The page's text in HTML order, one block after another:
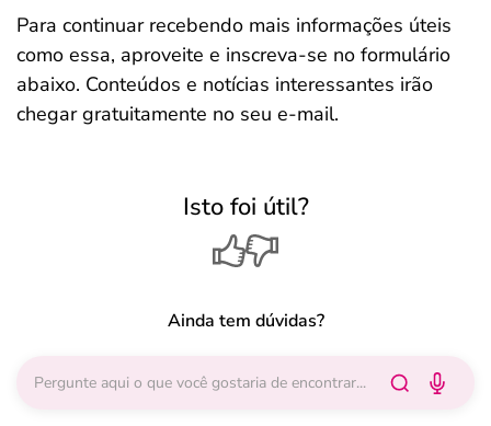
Para continuar recebendo mais informações úteis
como essa, aproveite e inscreva-se no formulário
abaixo. Conteúdos e notícias interessantes irão
chegar gratuitamente no seu e-mail.
Isto foi útil?
Ainda tem dúvidas?